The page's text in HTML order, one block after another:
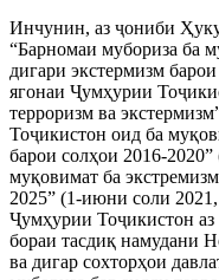
Инчунин, аз ҷониби
“Барномаи мубориза ба
дигари экстермизм
ягонаи Ҷумҳурии
терроризм ва
Тоҷикистон оид ба
барои солҳои 2016-
муқовимат ба
2025” (1-июни соли
Ҷумҳурии Тоҷикистон
бораи тасдиқ намудани
ва дигар сохторҳои